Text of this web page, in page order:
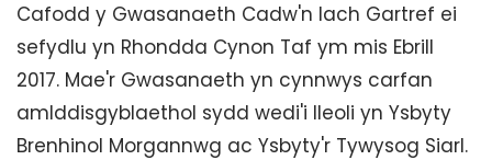
Cafodd y Gwasanaeth Cadw'n Iach Gartref ei
sefydlu yn Rhondda Cynon Taf ym mis Ebrill
2017. Mae'r Gwasanaeth yn cynnwys carfan
amlddisgyblaethol sydd wedi'i lleoli yn Ysbyty
Brenhinol Morgannwg ac Ysbyty'r Tywysog Siarl.